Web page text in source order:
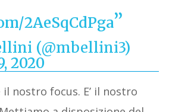
2AeSqCdPga
(@mbellini3)
2020
il nostro focus. E’ il nostro